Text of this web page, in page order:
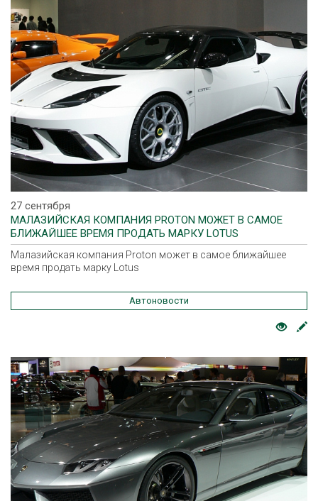
27 сентября
МАЛАЗИЙСКАЯ КОМПАНИЯ PROTON МОЖЕТ В САМОЕ
БЛИЖАЙШЕЕ ВРЕМЯ ПРОДАТЬ МАРКУ LOTUS
Малазийская компания Proton может в самое ближайшее
время продать марку Lotus
Автоновости